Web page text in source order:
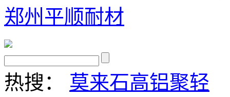
热搜： 莫来石高铝聚轻